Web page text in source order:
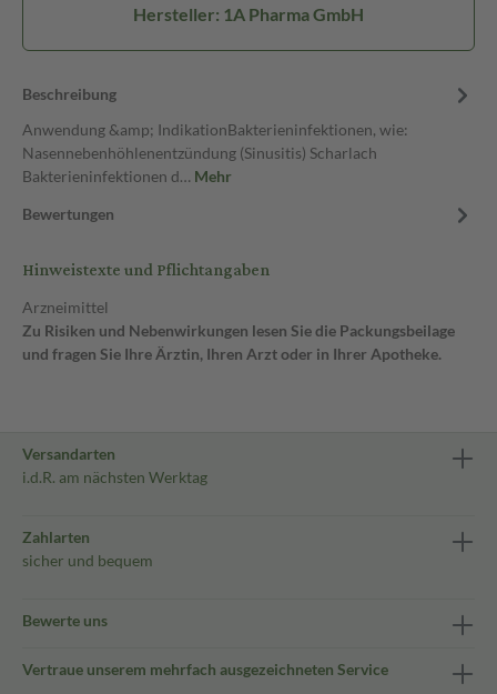
Hersteller: 1A Pharma GmbH
Beschreibung
Anwendung &amp; IndikationBakterieninfektionen, wie:
Nasennebenhöhlenentzündung (Sinusitis) Scharlach
Bakterieninfektionen d… Mehr
Bewertungen
Hinweistexte und Pflichtangaben
Arzneimittel
Zu Risiken und Nebenwirkungen lesen Sie die Packungsbeilage
und fragen Sie Ihre Ärztin, Ihren Arzt oder in Ihrer Apotheke.
Versandarten
i.d.R. am nächsten Werktag
Zahlarten
sicher und bequem
Bewerte uns
Vertraue unserem mehrfach ausgezeichneten Service